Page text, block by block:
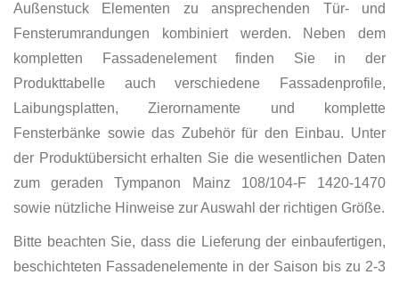
Außenstuck Elementen zu ansprechenden Tür- und
Fensterumrandungen kombiniert werden. Neben dem
kompletten Fassadenelement finden Sie in der
Produkttabelle auch verschiedene Fassadenprofile,
Laibungsplatten, Zierornamente und komplette
Fensterbänke sowie das Zubehör für den Einbau. Unter
der Produktübersicht erhalten Sie die wesentlichen Daten
zum geraden Tympanon Mainz 108/104-F 1420-1470
sowie nützliche Hinweise zur Auswahl der richtigen Größe.
Bitte beachten Sie, dass die Lieferung der einbaufertigen,
beschichteten Fassadenelemente in der Saison bis zu 2-3